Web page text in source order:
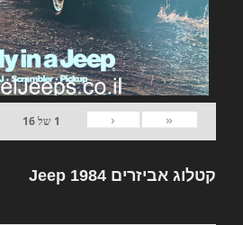
«
‹
1 של16
קטלוג אביזרים Jeep 1984